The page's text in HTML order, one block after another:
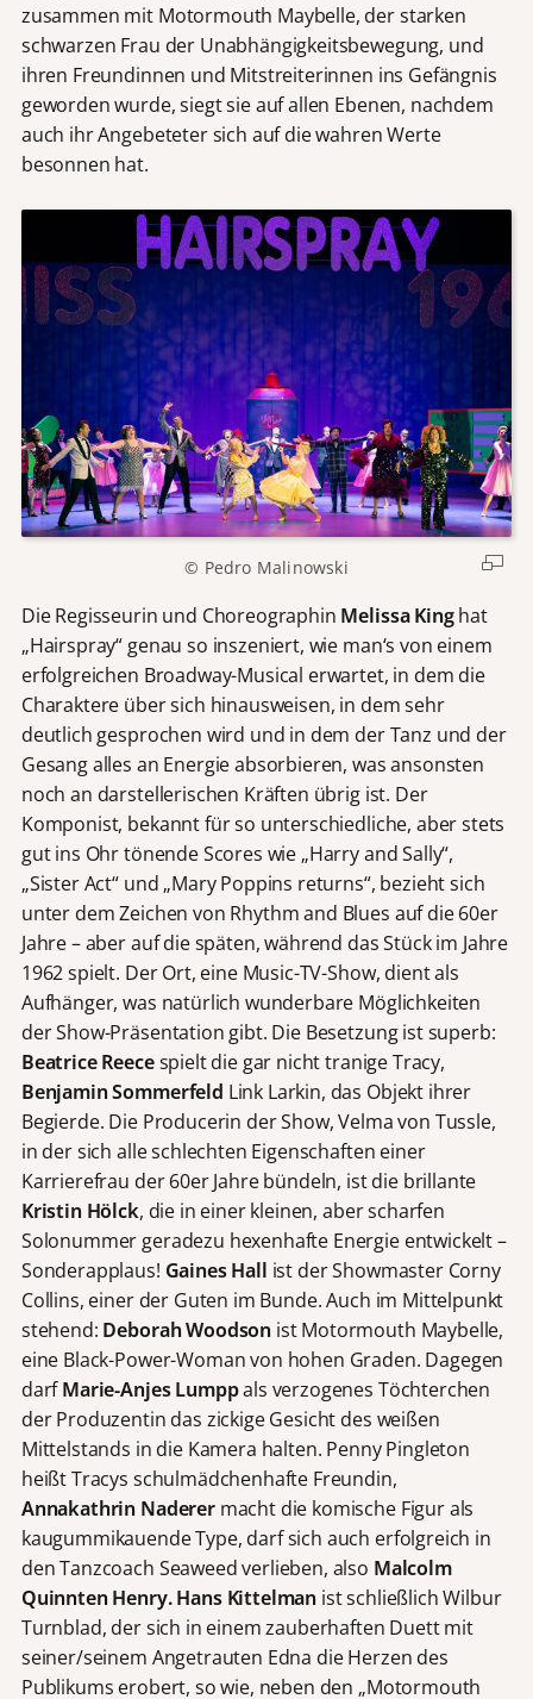
zusammen mit Motormouth Maybelle, der starken
schwarzen Frau der Unabhängigkeitsbewegung, und
ihren Freundinnen und Mitstreiterinnen ins Gefängnis
geworden wurde, siegt sie auf allen Ebenen, nachdem
auch ihr Angebeteter sich auf die wahren Werte
besonnen hat.
© Pedro Malinowski
Die Regisseurin und Choreographin Melissa Kinghat
„Hairspray“ genau so inszeniert, wie man‘s von einem
erfolgreichen Broadway-Musical erwartet, in dem die
Charaktere über sich hinausweisen, in dem sehr
deutlich gesprochen wird und in dem der Tanz und der
Gesang alles an Energie absorbieren, was ansonsten
noch an darstellerischen Kräften übrig ist. Der
Komponist, bekannt für so unterschiedliche, aber stets
gut ins Ohr tönende Scores wie „Harry and Sally“,
„Sister Act“ und „Mary Poppins returns“, bezieht sich
unter dem Zeichen von Rhythm and Blues auf die 60er
Jahre – aber auf die späten, während das Stück im Jahre
1962 spielt. Der Ort, eine Music-TV-Show, dient als
Aufhänger, was natürlich wunderbare Möglichkeiten
der Show-Präsentation gibt. Die Besetzung ist superb:
Beatrice Reecespielt die gar nicht tranige Tracy,
Benjamin Sommerfeld Link Larkin, das Objekt ihrer
Begierde. Die Producerin der Show, Velma von Tussle,
in der sich alle schlechten Eigenschaften einer
Karrierefrau der 60er Jahre bündeln, ist die brillante
Kristin Hölck, die in einer kleinen, aber scharfen
Solonummer geradezu hexenhafte Energie entwickelt –
Sonderapplaus! Gaines Hall ist der Showmaster Corny
Collins, einer der Guten im Bunde. Auch im Mittelpunkt
stehend: Deborah Woodson ist Motormouth Maybelle,
eine Black-Power-Woman von hohen Graden. Dagegen
darfMarie-Anjes Lumppals verzogenes Töchterchen
der Produzentin das zickige Gesicht des weißen
Mittelstands in die Kamera halten. Penny Pingleton
heißt Tracys schulmädchenhafte Freundin,
Annakathrin Naderermacht die komische Figur als
kaugummikauende Type, darf sich auch erfolgreich in
den Tanzcoach Seaweed verlieben, also Malcolm
Quinnten Henry. Hans Kittelman ist schließlich Wilbur
Turnblad, der sich in einem zauberhaften Duett mit
seiner/seinem Angetrauten Edna die Herzen des
Publikums erobert, so wie, neben den „Motormouth